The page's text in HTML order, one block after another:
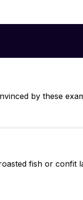
by these
fish or confit